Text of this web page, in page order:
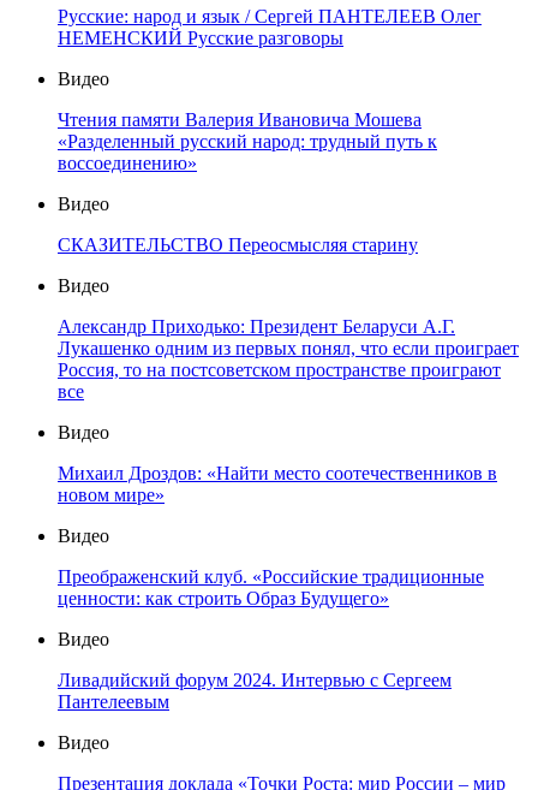
Русские: народ и язык / Сергей ПАНТЕЛЕЕВ Олег
НЕМЕНСКИЙ Русские разговоры
Видео
Чтения памяти Валерия Ивановича Мошева
«Разделенный русский народ: трудный путь к
воссоединению»
Видео
СКАЗИТЕЛЬСТВО Переосмысляя старину
Видео
Александр Приходько: Президент Беларуси А.Г.
Лукашенко одним из первых понял, что если проиграет
Россия, то на постсоветском пространстве проиграют
все
Видео
Михаил Дроздов: «Найти место соотечественников в
новом мире»
Видео
Преображенский клуб. «Российские традиционные
ценности: как строить Образ Будущего»
Видео
Ливадийский форум 2024. Интервью с Сергеем
Пантелеевым
Видео
Презентация доклада «Точки Роста: мир России – мир